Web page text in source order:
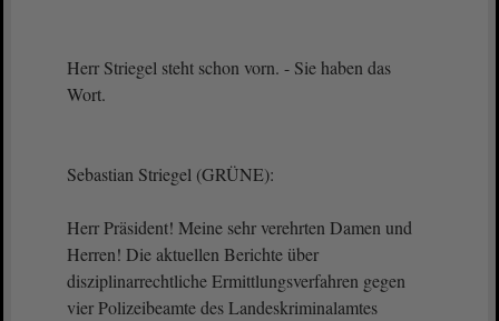
Herr Striegel steht schon vorn. - Sie haben das
Wort.
Sebastian Striegel (GRÜNE):
Herr Präsident! Meine sehr verehrten Damen und
Herren! Die aktuellen Berichte über
disziplinarrechtliche Ermittlungsverfahren gegen
vier Polizeibeamte des Landeskriminalamtes